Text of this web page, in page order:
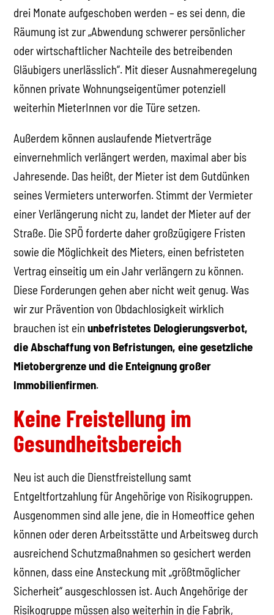
drei Monate aufgeschoben werden – es sei denn, die
Räumung ist zur „Abwendung schwerer persönlicher
oder wirtschaftlicher Nachteile des betreibenden
Gläubigers unerlässlich“. Mit dieser Ausnahmeregelung
können private Wohnungseigentümer potenziell
weiterhin MieterInnen vor die Türe setzen.
Außerdem können auslaufende Mietverträge
einvernehmlich verlängert werden, maximal aber bis
Jahresende. Das heißt, der Mieter ist dem Gutdünken
seines Vermieters unterworfen. Stimmt der Vermieter
einer Verlängerung nicht zu, landet der Mieter auf der
Straße. Die SPÖ forderte daher großzügigere Fristen
sowie die Möglichkeit des Mieters, einen befristeten
Vertrag einseitig um ein Jahr verlängern zu können.
Diese Forderungen gehen aber nicht weit genug. Was
wir zur Prävention von Obdachlosigkeit wirklich
brauchen ist einunbefristetes Delogierungsverbot,
die Abschaffung von Befristungen, eine gesetzliche
Mietobergrenze und die Enteignung großer
Immobilienfirmen.
Keine Freistellung im
Gesundheitsbereich
Neu ist auch die Dienstfreistellung samt
Entgeltfortzahlung für Angehörige von Risikogruppen.
Ausgenommen sind alle jene, die in Homeoffice gehen
können oder deren Arbeitsstätte und Arbeitsweg durch
ausreichend Schutzmaßnahmen so gesichert werden
können, dass eine Ansteckung mit „größtmöglicher
Sicherheit“ ausgeschlossen ist. Auch Angehörige der
Risikogruppe müssen also weiterhin in die Fabrik,